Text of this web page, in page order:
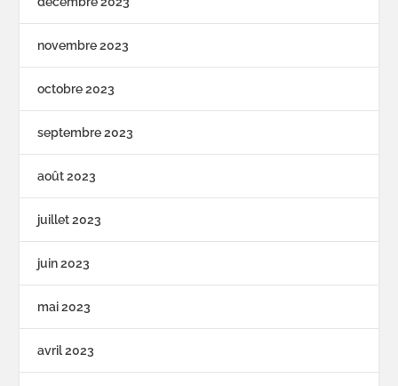
novembre 2023
octobre 2023
septembre 2023
août 2023
juillet 2023
juin 2023
mai 2023
avril 2023